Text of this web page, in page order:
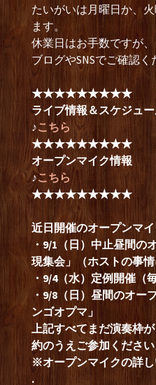
たいがいは月曜日か、
ます。
休業日はお手数ですが、
ブログやSNSでご確認く
★★★★★★★★★
ライブ情報＆スケジュ
♪こちら
★★★★★★★★★
オープンマイク情報
♪こちら
★★★★★★★★★
近日開催のオープンマイ
・9/1（日）中止昼間の
現集会」（ホストの事情
・9/4（水）定例開催（
・9/8（日）昼間のオー
ンゴオプマ」
上記すべてまだ演奏枠
約のうえご参加ください
※オープンマイクの詳
.